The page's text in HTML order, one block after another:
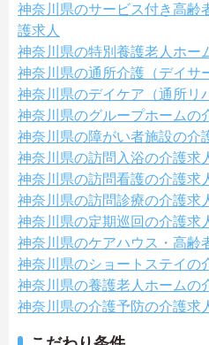
神奈川県のサービス付き高齢
護求人
神奈川県の特別養護老人ホー
神奈川県の通所介護（デイサ
神奈川県のデイケア（通所リ
神奈川県のグループホームの
神奈川県の障がい者施設の介
神奈川県の訪問入浴の介護求
神奈川県の訪問看護の介護求
神奈川県の訪問診療の介護求
神奈川県の定期巡回の介護求
神奈川県のケアハウス・高齢
神奈川県のショートステイの
神奈川県の養護老人ホームの
神奈川県の介護予防の介護求